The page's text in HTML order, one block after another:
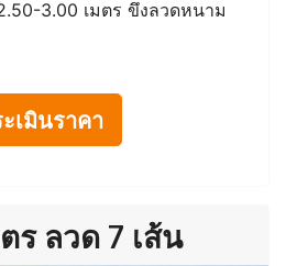
3.00 เมตร ขึงลวดหนาม
เมินราคา
ร ลวด 7 เส้น